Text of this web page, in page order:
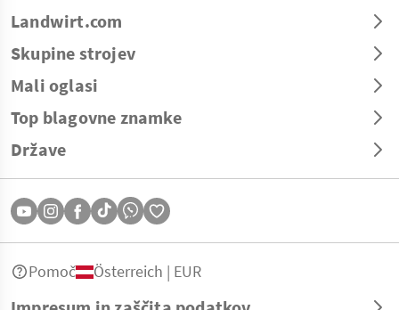
Landwirt.com
Skupine strojev
Mali oglasi
Top blagovne znamke
Države
Pomoč Österreich | EUR